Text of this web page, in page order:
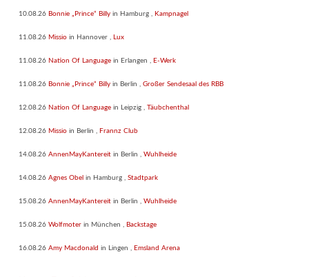
10.08.26 Bonnie „Prince“ Billy in Hamburg , Kampnagel
11.08.26 Missio in Hannover , Lux
11.08.26 Nation Of Language in Erlangen , E-Werk
11.08.26 Bonnie „Prince“ Billy in Berlin , Großer Sendesaal des RBB
12.08.26 Nation Of Language in Leipzig , Täubchenthal
12.08.26 Missio in Berlin , Frannz Club
14.08.26 AnnenMayKantereit in Berlin , Wuhlheide
14.08.26 Agnes Obel in Hamburg , Stadtpark
15.08.26 AnnenMayKantereit in Berlin , Wuhlheide
15.08.26 Wolfmoter in München , Backstage
16.08.26 Amy Macdonald in Lingen , Emsland Arena